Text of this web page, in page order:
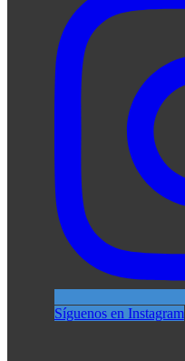
Síguenos en Instagram